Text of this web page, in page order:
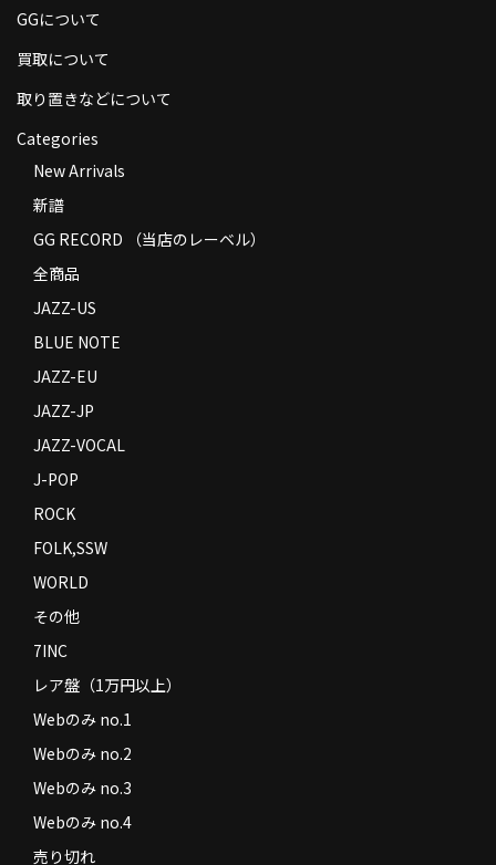
Contact
GGについて
買取について
取り置きなどについて
Categories
New Arrivals
新譜
GG RECORD （当店のレーベル）
全商品
JAZZ-US
BLUE NOTE
JAZZ-EU
JAZZ-JP
JAZZ-VOCAL
J-POP
ROCK
FOLK,SSW
WORLD
その他
7INC
レア盤（1万円以上）
Webのみ no.1
Webのみ no.2
Webのみ no.3
Webのみ no.4
売り切れ